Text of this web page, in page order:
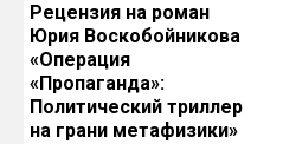
Рецензия на роман
Юрия Воскобойникова
«Операция
«Пропаганда»:
Политический триллер
на грани метафизики»